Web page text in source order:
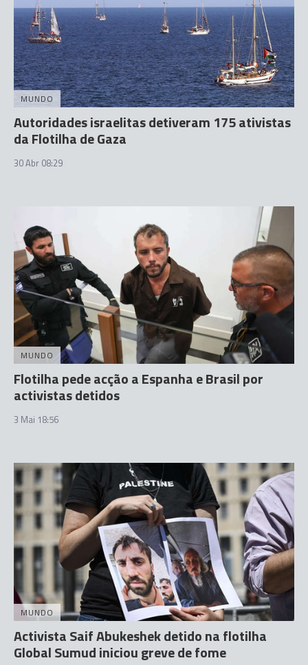
MUNDO
Autoridades israelitas detiveram 175 ativistas
da Flotilha de Gaza
30 Abr 08:29
MUNDO
Flotilha pede acção a Espanha e Brasil por
activistas detidos
3 Mai 18:56
MUNDO
Activista Saif Abukeshek detido na flotilha
Global Sumud iniciou greve de fome